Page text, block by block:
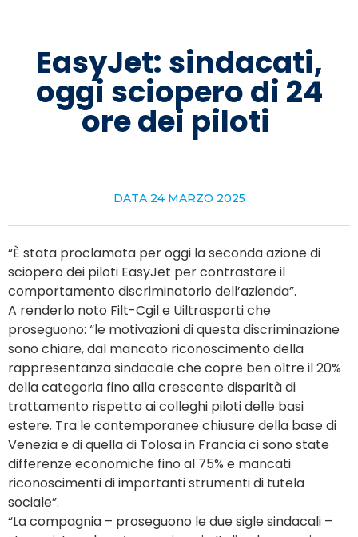
EasyJet: sindacati,
oggi sciopero di 24
ore dei piloti
DATA 24 MARZO 2025
“È stata proclamata per oggi la seconda azione di
sciopero dei piloti EasyJet per contrastare il
comportamento discriminatorio dell’azienda”.
A renderlo noto Filt-Cgil e Uiltrasporti che
proseguono: “le motivazioni di questa discriminazione
sono chiare, dal mancato riconoscimento della
rappresentanza sindacale che copre ben oltre il 20%
della categoria fino alla crescente disparità di
trattamento rispetto ai colleghi piloti delle basi
estere. Tra le contemporanee chiusure della base di
Venezia e di quella di Tolosa in Francia ci sono state
differenze economiche fino al 75% e mancati
riconoscimenti di importanti strumenti di tutela
sociale”.
“La compagnia – proseguono le due sigle sindacali –